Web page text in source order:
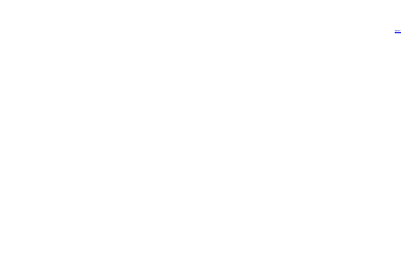
Анализ